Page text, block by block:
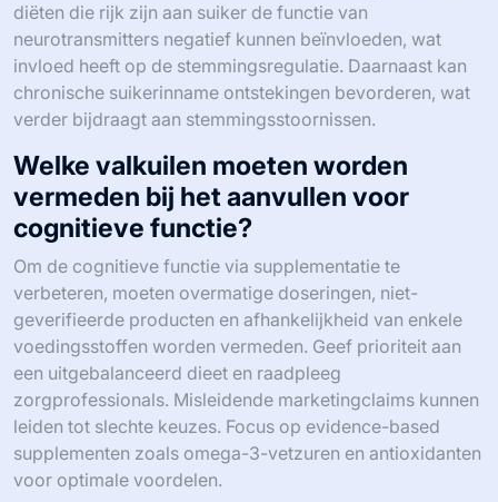
diëten die rijk zijn aan suiker de functie van
neurotransmitters negatief kunnen beïnvloeden, wat
invloed heeft op de stemmingsregulatie. Daarnaast kan
chronische suikerinname ontstekingen bevorderen, wat
verder bijdraagt aan stemmingsstoornissen.
Welke valkuilen moeten worden
vermeden bij het aanvullen voor
cognitieve functie?
Om de cognitieve functie via supplementatie te
verbeteren, moeten overmatige doseringen, niet-
geverifieerde producten en afhankelijkheid van enkele
voedingsstoffen worden vermeden. Geef prioriteit aan
een uitgebalanceerd dieet en raadpleeg
zorgprofessionals. Misleidende marketingclaims kunnen
leiden tot slechte keuzes. Focus op evidence-based
supplementen zoals omega-3-vetzuren en antioxidanten
voor optimale voordelen.